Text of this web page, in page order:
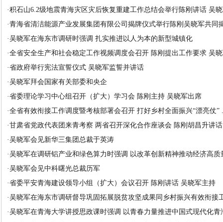
·积石山6.2级地震青海灾区灾后恢复重建工作总结会举行陈刚讲话 吴
·青海省清洁能源产业发展集团有限公司揭牌仪式举行陈刚吴晓军共同
·吴晓军在海东市调研时强调 扎实推进以人为本的新型城镇化
·全省安全生产和社会稳定工作视频调度会召开 陈刚提出工作要求 吴
·省政府举行宪法宣誓仪式 吴晓军监誓并讲话
·吴晓军拜会国家有关部委和央企
·省委理论学习中心组召开（扩大）学习会 陈刚主持 吴晓军出席
·全省有效衔接工作调度暨考核部署会召开 打好乡村全面振兴“漂亮仗”
·甘肃省党政代表团来青考察 两省召开深化合作座谈会 陈刚胡昌升讲
·吴晓军会见新华三集团总裁于英涛
·吴晓军在调研铝产业和绿色算力时强调 以改革创新精神推动经济高质
·吴晓军会见中科曙光总裁历军
·省委平安青海建设领导小组（扩大）会议召开 陈刚讲话 吴晓军主持
·吴晓军在海东市调研督导巩固拓展脱贫攻坚成果同乡村振兴有效衔接
·吴晓军在青海大学讲授思政课时强调 以青春力量推进中国式现代化青